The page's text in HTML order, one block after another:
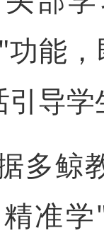
能
导
多鲸
准